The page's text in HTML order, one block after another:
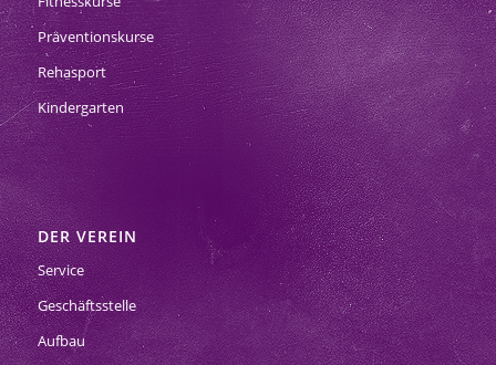
Präventionskurse
Rehasport
Kindergarten
DER VEREIN
Service
Geschäftsstelle
Aufbau